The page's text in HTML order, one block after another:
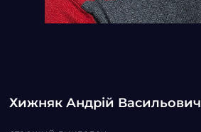
Хижняк Андрій Васильович